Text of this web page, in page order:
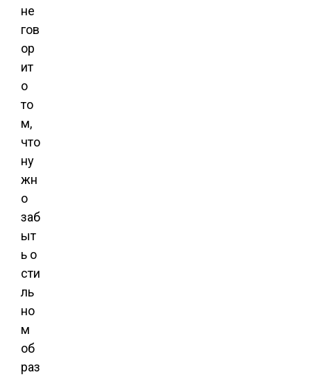
не
гов
ор
ит
о
то
м,
что
ну
жн
о
заб
ыт
ь о
сти
ль
но
м
об
раз